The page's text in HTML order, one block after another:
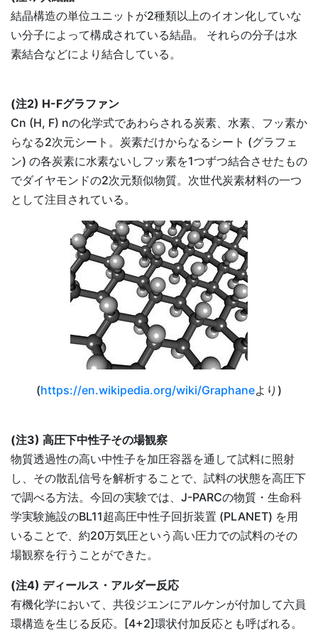
結晶構造の単位ユニットが2種類以上のイオン化していな
い分子によって構成されている結晶。 それらの分子は水
素結合などにより結合している。
(注2) H-Fグラファン
Cn (H, F) nの化学式であわらされる炭素、水素、フッ素か
らなる2次元シート。炭素だけからなるシート (グラフェ
ン) の各炭素に水素ないしフッ素を1つずつ結合させたもの
でダイヤモンドの2次元類似物質。次世代炭素材料の一つ
として注目されている。
(https://en.wikipedia.org/wiki/Graphaneより)
(注3) 高圧下中性子その場観察
物質透過性の高い中性子を加圧容器を通して試料に照射
し、その散乱信号を解析することで、試料の状態を高圧下
で調べる方法。今回の実験では、J-PARCの物質・生命科
学実験施設のBL11超高圧中性子回折装置 (PLANET) を用
いることで、約20万気圧という高い圧力での試料のその
場観察を行うことができた。
(注4) ディールス・アルダー反応
有機化学において、共役ジエンにアルケンが付加して六員
環構造を生じる反応。[4+2]環状付加反応とも呼ばれる。